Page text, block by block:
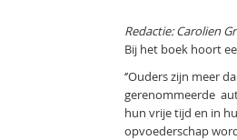
Redactie: Carolien
Bij het boek hoort
‘’Ouders zijn meer
gerenommeerde
hun vrije tijd en in
opvoederschap